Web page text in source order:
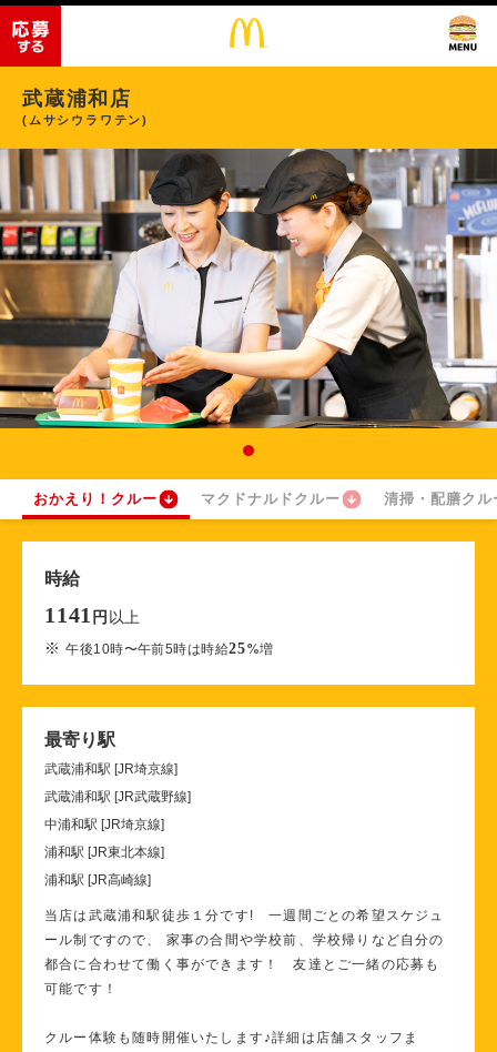
武蔵浦和店
(ムサシウラワテン)
おかえり！クルー マクドナルドクルー 清掃・配膳クル
時給
1141 円 以上
※午後10時〜午前5時は時給25%増
最寄り駅
武蔵浦和駅 [JR埼京線]
武蔵浦和駅 [JR武蔵野線]
中浦和駅 [JR埼京線]
浦和駅 [JR東北本線]
浦和駅 [JR高崎線]
当店は武蔵浦和駅徒歩１分です! 一週間ごとの希望スケジュ
ール制ですので、 家事の合間や学校前、学校帰りなど自分の
都合に合わせて働く事ができます！ 友達とご一緒の応募も
可能です！
クルー体験も随時開催いたします♪詳細は店舗スタッフま